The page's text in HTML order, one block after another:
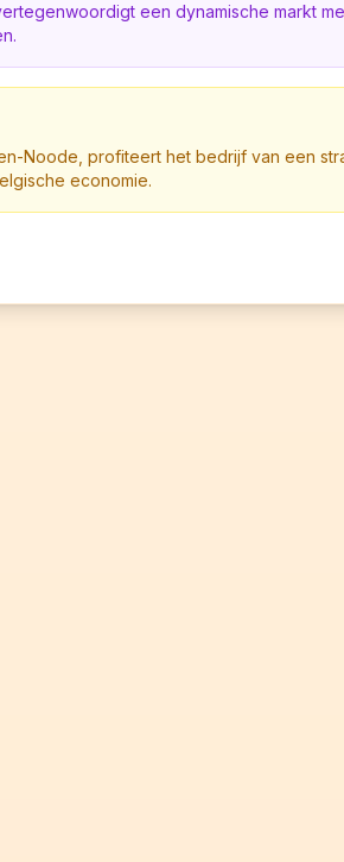
een dynamische markt
Noode, profiteert het bedrijf van een
economie.